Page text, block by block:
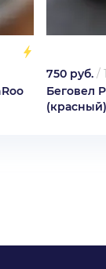
750 руб. /
Беговел
(красный)